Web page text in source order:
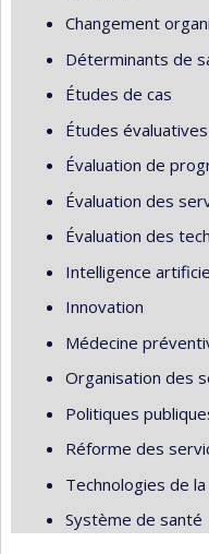
Changement
Déterminants de
Études de cas
Études évaluatives
Évaluation de
Évaluation des
Évaluation des
Intelligence
Innovation
Médecine
Organisation des
Politiques
Réforme des
Technologies de
Système de santé